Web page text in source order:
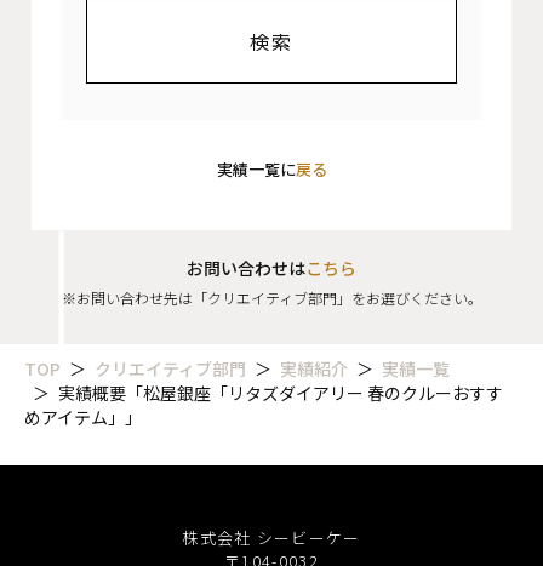
実績一覧に戻る
お問い合わせはこちら
※お問い合わせ先は「クリエイティブ部門」をお選びください。
TOP クリエイティブ部門 実績紹介
実績一覧
実績概要「松屋銀座「リタズダイアリー 春のクルーおすす
めアイテム」」
株式会社 シービーケー
〒104-0032